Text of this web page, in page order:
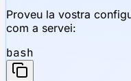
Proveu la vostra
com a servei:
bash